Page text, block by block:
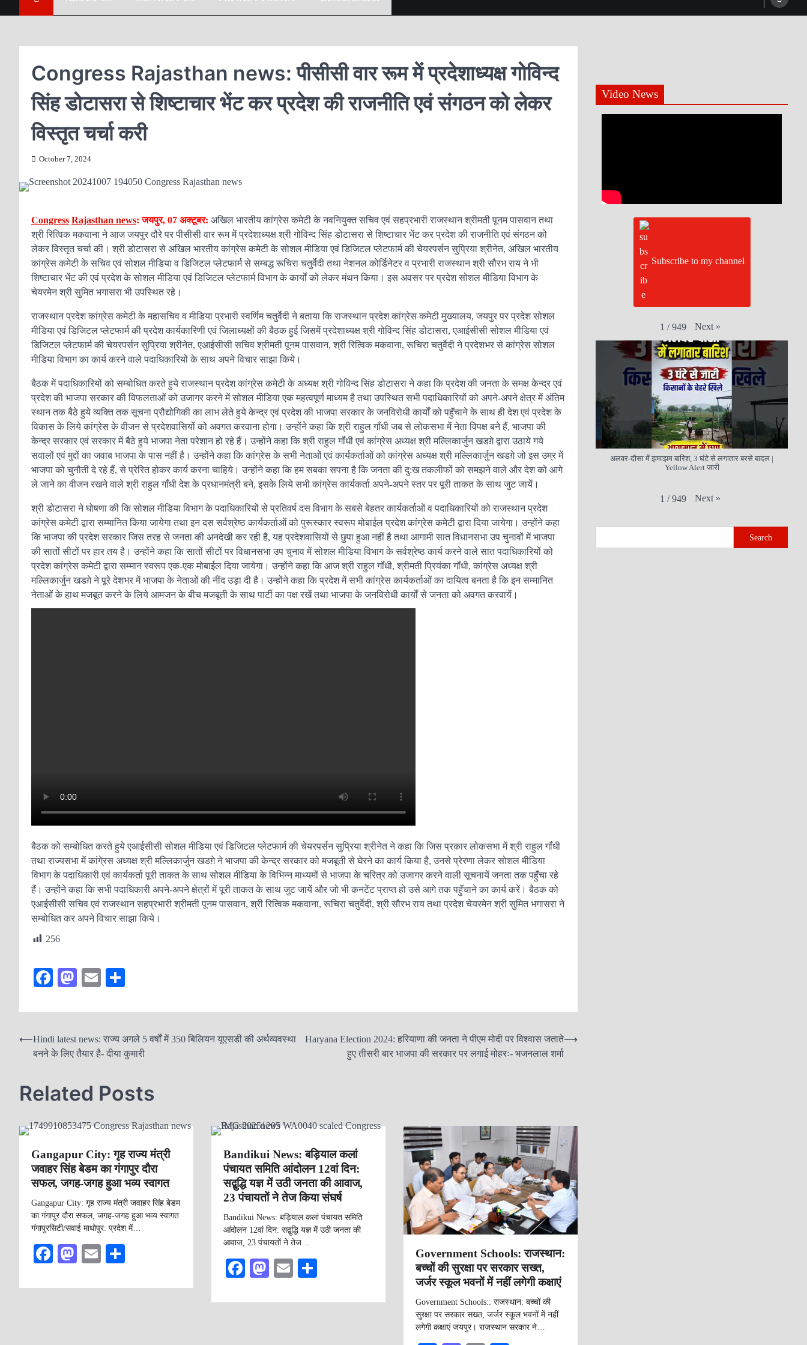
Congress Rajasthan news: पीसीसी वार रूम में प्रदेशाध्यक्ष गोविन्द
सिंह डोटासरा से शिष्टाचार भेंट कर प्रदेश की राजनीति एवं संगठन को लेकर
विस्तृत चर्चा करी
October 7, 2024
Congress Rajasthan news: जयपुर, 07 अक्टूबर: अखिल भारतीय कांग्रेस कमेटी के नवनियुक्त सचिव एवं सहप्रभारी राजस्थान श्रीमती पूनम पासवान तथा
श्री रित्विक मकवाना ने आज जयपुर दौरे पर पीसीसी वार रूम में प्रदेशाध्यक्ष श्री गोविन्द सिंह डोटासरा से शिष्टाचार भेंट कर प्रदेश की राजनीति एवं संगठन को
लेकर विस्तृत चर्चा की। श्री डोटासरा से अखिल भारतीय कांग्रेस कमेटी के सोशल मीडिया एवं डिजिटल प्लेटफार्म की चेयरपर्सन सुप्रिया श्रीनेत, अखिल भारतीय
कांग्रेस कमेटी के सचिव एवं सोशल मीडिया व डिजिटल प्लेटफार्म से सम्बद्ध रूचिरा चतुर्वेदी तथा नेशनल कोर्डिनेटर व प्रभारी राजस्थान श्री सौरभ राय ने भी
शिष्टाचार भेंट की एवं प्रदेश के सोशल मीडिया एवं डिजिटल प्लेटफार्म विभाग के कार्यों को लेकर मंथन किया। इस अवसर पर प्रदेश सोशल मीडिया विभाग के
चेयरमेन श्री सुमित भगासरा भी उपस्थित रहे।
राजस्थान प्रदेश कांग्रेस कमेटी के महासचिव व मीडिया प्रभारी स्वर्णिम चतुर्वेदी ने बताया कि राजस्थान प्रदेश कांग्रेस कमेटी मुख्यालय, जयपुर पर प्रदेश सोशल
मीडिया एवं डिजिटल प्लेटफार्म की प्रदेश कार्यकारिणी एवं जिलाध्यक्षों की बैठक हुई जिसमें प्रदेशाध्यक्ष श्री गोविन्द सिंह डोटासरा, एआईसीसी सोशल मीडिया एवं
डिजिटल प्लेटफार्म की चेयरपर्सन सुप्रिया श्रीनेत, एआईसीसी सचिव श्रीमती पूनम पासवान, श्री रित्विक मकवाना, रूचिरा चतुर्वेदी ने प्रदेशभर से कांग्रेस सोशल
मीडिया विभाग का कार्य करने वाले पदाधिकारियों के साथ अपने विचार साझा किये।
बैठक में पदाधिकारियों को सम्बोधित करते हुये राजस्थान प्रदेश कांग्रेस कमेटी के अध्यक्ष श्री गोविन्द सिंह डोटासरा ने कहा कि प्रदेश की जनता के समक्ष केन्द्र एवं
प्रदेश की भाजपा सरकार की विफलताओं को उजागर करने में सोशल मीडिया एक महत्वपूर्ण माध्यम है तथा उपस्थित सभी पदाधिकारियों को अपने-अपने क्षेत्र में अंतिम
स्थान तक बैठे हुये व्यक्ति तक सूचना प्रौद्योगिकी का लाभ लेते हुये केन्द्र एवं प्रदेश की भाजपा सरकार के जनविरोधी कार्यों को पहुॅंचाने के साथ ही देश एवं प्रदेश के
विकास के लिये कांग्रेस के वीजन से प्रदेशवासियों को अवगत करवाना होगा। उन्होंने कहा कि श्री राहुल गॉंधी जब से लोकसभा में नेता विपक्ष बने हैं, भाजपा की
केन्द्र सरकार एवं सरकार में बैठे हुये भाजपा नेता परेशान हो रहे हैं। उन्होंने कहा कि श्री राहुल गॉंधी एवं कांग्रेस अध्यक्ष श्री मल्लिकार्जुन खडग़े द्वारा उठाये गये
सवालों एवं मुद्दों का जवाब भाजपा के पास नहीं है। उन्होंने कहा कि कांग्रेस के सभी नेताओं एवं कार्यकर्ताओं को कांग्रेस अध्यक्ष श्री मल्लिकार्जुन खडग़े जो इस उम्र में
भाजपा को चुनौती दे रहे हैं, से प्रेरित होकर कार्य करना चाहिये। उन्होंने कहा कि हम सबका सपना है कि जनता की दु:ख तकलीफों को समझने वाले और देश को आगे
ले जाने का वीजन रखने वाले श्री राहुल गॉंधी देश के प्रधानमंत्री बने, इसके लिये सभी कांग्रेस कार्यकर्ता अपने-अपने स्तर पर पूरी ताकत के साथ जुट जायें।
श्री डोटासरा ने घोषणा की कि सोशल मीडिया विभाग के पदाधिकारियों से प्रतिवर्ष दस विभाग के सबसे बेहतर कार्यकर्ताओं व पदाधिकारियों को राजस्थान प्रदेश
कांग्रेस कमेटी द्वारा सम्मानित किया जायेगा तथा इन दस सर्वश्रेष्ठ कार्यकर्ताओं को पुरूस्कार स्वरूप मोबाईल प्रदेश कांग्रेस कमेटी द्वारा दिया जायेगा। उन्होंने कहा
कि भाजपा की प्रदेश सरकार जिस तरह से जनता की अनदेखी कर रही है, यह प्रदेशवासियों से छुपा हुआ नहीं है तथा आगामी सात विधानसभा उप चुनावों में भाजपा
की सातों सीटों पर हार तय है। उन्होंने कहा कि सातों सीटों पर विधानसभा उप चुनाव में सोशल मीडिया विभाग के सर्वश्रेष्ठ कार्य करने वाले सात पदाधिकारियों को
प्रदेश कांग्रेस कमेटी द्वारा सम्मान स्वरूप एक-एक मोबाईल दिया जायेगा। उन्होंने कहा कि आज श्री राहुल गॉंधी, श्रीमती प्रियंका गॉंधी, कांग्रेस अध्यक्ष श्री
मल्लिकार्जुन खडग़े ने पूरे देशभर में भाजपा के नेताओं की नींद उड़ा दी है। उन्होंने कहा कि प्रदेश में सभी कांग्रेस कार्यकर्ताओं का दायित्व बनता है कि इन सम्मानित
नेताओं के हाथ मजबूत करने के लिये आमजन के बीच मजबूती के साथ पार्टी का पक्ष रखें तथा भाजपा के जनविरोधी कार्यों से जनता को अवगत करवायें।
बैठक को सम्बोधित करते हुये एआईसीसी सोशल मीडिया एवं डिजिटल प्लेटफार्म की चेयरपर्सन सुप्रिया श्रीनेत ने कहा कि जिस प्रकार लोकसभा में श्री राहुल गॉंधी
तथा राज्यसभा में कांगे्रस अध्यक्ष श्री मल्लिकार्जुन खडग़े ने भाजपा की केन्द्र सरकार को मजबूती से घेरने का कार्य किया है, उनसे प्रेरणा लेकर सोशल मीडिया
विभाग के पदाधिकारी एवं कार्यकर्ता पूरी ताकत के साथ सोशल मीडिया के विभिन्न माध्यमों से भाजपा के चरित्र को उजागर करने वाली सूचनायें जनता तक पहुॅंचा रहे
हैं। उन्होंने कहा कि सभी पदाधिकारी अपने-अपने क्षेत्रों में पूरी ताकत के साथ जुट जायें और जो भी कनटेंट प्राप्त हो उसे आगे तक पहुॅंचाने का कार्य करें। बैठक को
एआईसीसी सचिव एवं राजस्थान सहप्रभारी श्रीमती पूनम पासवान, श्री रित्विक मकवाना, रूचिरा चतुर्वेदी, श्री सौरभ राय तथा प्रदेश चेयरमेन श्री सुमित भगासरा ने
सम्बोधित कर अपने विचार साझा किये।
256
Fa
bo
ok
M
to
do
n
E
ail re
P
a
⟵Hindi latest news: राज्य अगले 5 वर्षों में 350 बिलियन यूएसडी की अर्थव्यवस्था
बनने के लिए तैयार है- दीया कुमारी
Haryana Election 2024: हरियाणा की जनता ने पीएम मोदी पर विश्वास जताते
हुए तीसरी बार भाजपा की सरकार पर लगाई मोहरः- भजनलाल शर्मा
⟶
Related Posts
Gangapur City: गृह राज्य मंत्री
जवाहर सिंह बेडम का गंगापुर दौरा
सफल, जगह-जगह हुआ भव्य स्वागत
Gangapur City: गृह राज्य मंत्री जवाहर सिंह बेडम
का गंगापुर दौरा सफल, जगह-जगह हुआ भव्य स्वागत
गंगापुरसिटी/सवाई माधोपुर: प्रदेश में…
Fa
bo
M
to
E
ail re
Bandikui News: बड़ियाल कलां
पंचायत समिति आंदोलन 12वां दिन:
सद्बुद्धि यज्ञ में उठी जनता की आवाज,
23 पंचायतों ने तेज किया संघर्ष
Bandikui News: बड़ियाल कलां पंचायत समिति
आंदोलन 12वां दिन: सद्बुद्धि यज्ञ में उठी जनता की
आवाज, 23 पंचायतों ने तेज…
Fa
bo
M
to
E
ail re
Government Schools: राजस्थान:
बच्चों की सुरक्षा पर सरकार सख्त,
जर्जर स्कूल भवनों में नहीं लगेगी कक्षाएं
Government Schools:: राजस्थान: बच्चों की
सुरक्षा पर सरकार सख्त, जर्जर स्कूल भवनों में नहीं
लगेगी कक्षाएं जयपुर। राजस्थान सरकार ने…
Video News
Subscribe to my channel
1 / 949 Next »
अलवर-दौसा में झमाझम बारिश, 3 घंटे से लगातार बरसे बादल |
Yellow Alert जारी
1 / 949 Next »
Search